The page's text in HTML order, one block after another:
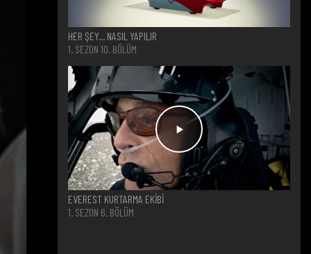
HER ŞEY... NASIL YAPILIR
1. SEZON 10. BÖLÜM
EVEREST KURTARMA EKIBI
1. SEZON 6. BÖLÜM